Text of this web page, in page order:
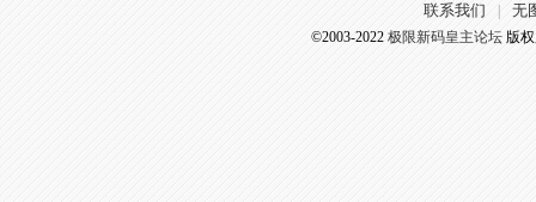
联系我们 无
©2003-2022 极限新码皇主论坛版权